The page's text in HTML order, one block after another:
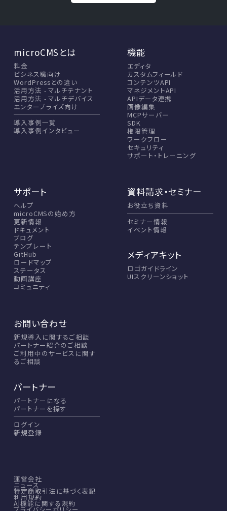
microCMSとは
料金
ビシネス職向け
WordPressとの違い
活用方法 - マルチテナント
活用方法 - マルチデバイス
エンタープライズ向け
導入事例一覧
導入事例インタビュー
機能
エディタ
カスタムフィールド
コンテンツAPI
マネジメントAPI
APIデータ連携
画像編集
MCPサーバー
SDK
権限管理
ワークフロー
セキュリティ
サポート・トレーニング
サポート
ヘルプ
microCMSの始め方
更新情報
ドキュメント
ブログ
テンプレート
GitHub
ロードマップ
ステータス
動画講座
コミュニティ
資料請求・セミナー
お役立ち資料
セミナー情報
イベント情報
メディアキット
ロゴガイドライン
UIスクリーンショット
お問い合わせ
新規導入に関するご相談
パートナー紹介のご相談
ご利用中のサービスに関す
るご相談
パートナー
パートナーになる
パートナーを探す
ログイン
新規登録
運営会社
ニュース
特定商取引法に基づく表記
利用規約
AI機能に関する規約